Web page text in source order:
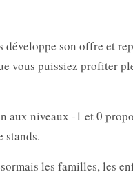
son offre et
vous puissiez profiter
aux niveaux -1 et 0
stands.
les familles, les